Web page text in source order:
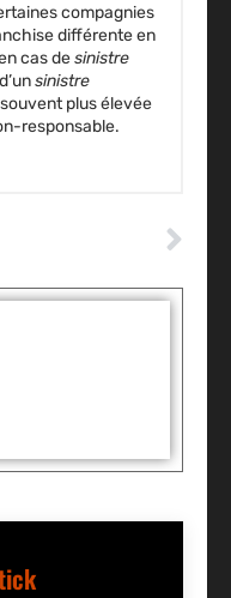
compagnies
différente en
cas desinistre
sinistre
plus élevée
responsable.